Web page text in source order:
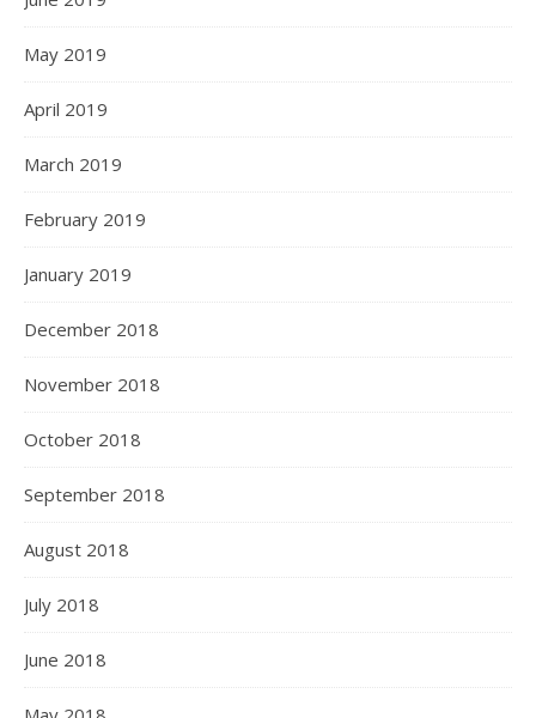
May 2019
April 2019
March 2019
February 2019
January 2019
December 2018
November 2018
October 2018
September 2018
August 2018
July 2018
June 2018